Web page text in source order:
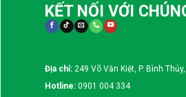
KẾT NỐI VỚI
Địa chỉ: 249 Võ Văn Kiệt, P. Bình
Hotline: 0901 004 334